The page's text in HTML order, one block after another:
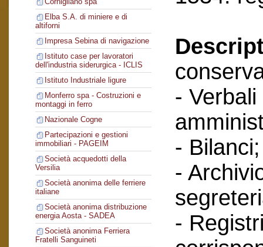
Elba S.A. di miniere e di
altiforni
Impresa Sebina di navigazione
Istituto case per lavoratori
dell'industria siderurgica - ICLIS
Istituto Industriale ligure
Monferro spa - Costruzioni e
montaggi in ferro
Nazionale Cogne
Partecipazioni e gestioni
immobiliari - PAGEIM
Società acquedotti della
Versilia
Società anonima delle ferriere
italiane
Società anonima distribuzione
energia Aosta - SADEA
Società anonima Ferriera
Fratelli Sanguineti
-
- Bilanci;
-
-